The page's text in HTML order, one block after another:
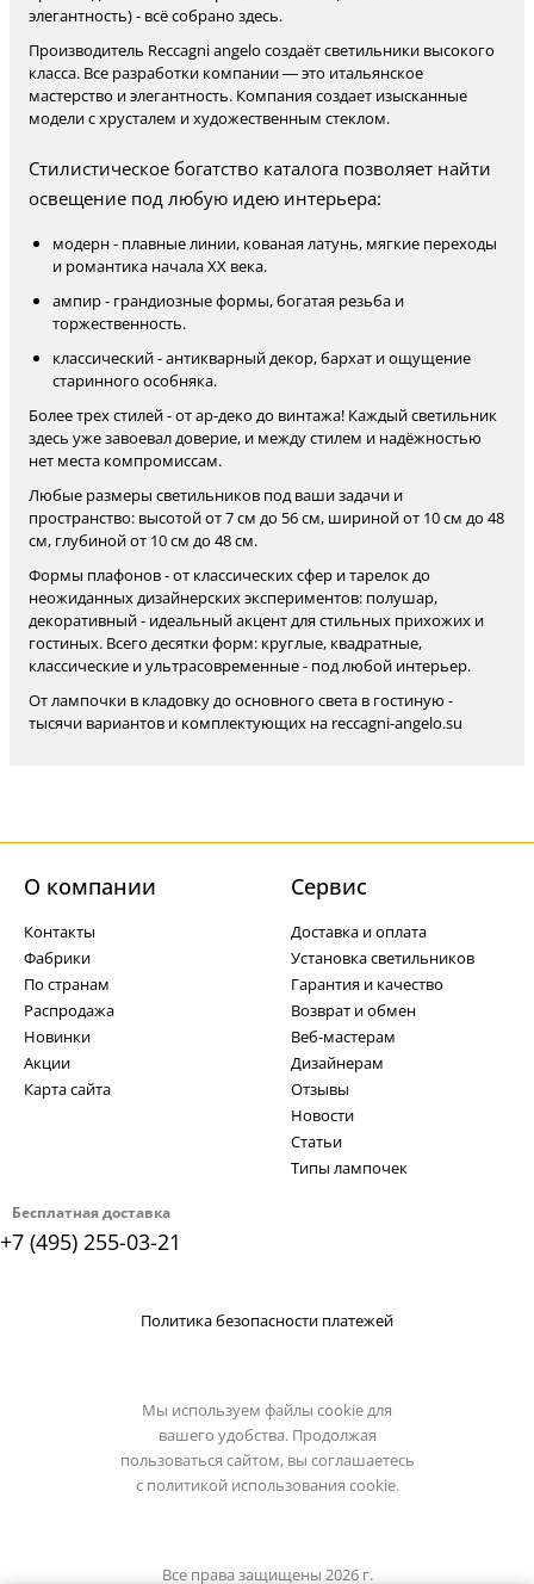
элегантность) - всё собрано здесь.
Производитель Reccagni angelo создаёт светильники высокого
класса. Все разработки компании — это итальянское
мастерство и элегантность. Компания создает изысканные
модели с хрусталем и художественным стеклом.
Стилистическое богатство каталога позволяет найти
освещение под любую идею интерьера:
модерн - плавные линии, кованая латунь, мягкие переходы
и романтика начала XX века.
ампир - грандиозные формы, богатая резьба и
торжественность.
классический - антикварный декор, бархат и ощущение
старинного особняка.
Более трех стилей - от ар-деко до винтажа! Каждый светильник
здесь уже завоевал доверие, и между стилем и надёжностью
нет места компромиссам.
Любые размеры светильников под ваши задачи и
пространство: высотой от 7 см до 56 см, шириной от 10 см до 48
см, глубиной от 10 см до 48 см.
Формы плафонов - от классических сфер и тарелок до
неожиданных дизайнерских экспериментов: полушар,
декоративный - идеальный акцент для стильных прихожих и
гостиных. Всего десятки форм: круглые, квадратные,
классические и ультрасовременные - под любой интерьер.
От лампочки в кладовку до основного света в гостиную -
тысячи вариантов и комплектующих на reccagni-angelo.su
Бесплатная доставка
+7 (495) 255-03-21
О компании
Контакты
Фабрики
По странам
Распродажа
Новинки
Акции
Карта сайта
Cервис
Доставка и оплата
Установка светильников
Гарантия и качество
Возврат и обмен
Веб-мастерам
Дизайнерам
Отзывы
Новости
Статьи
Типы лампочек
Политика безопасности платежей
Мы используем файлы cookie для
вашего удобства. Продолжая
пользоваться сайтом, вы соглашаетесь
с политикой использования cookie.
Все права защищены 2026 г.